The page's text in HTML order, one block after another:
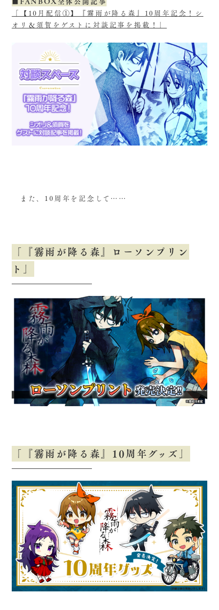
「【10月配信①】『霧雨が降る森』10周年記念！シ
オリ＆須賀をゲストに対談記事を掲載！」
また、10周年を記念して……
「『霧雨が降る森』ローソンプリン
ト」
「『霧雨が降る森』10周年グッズ」